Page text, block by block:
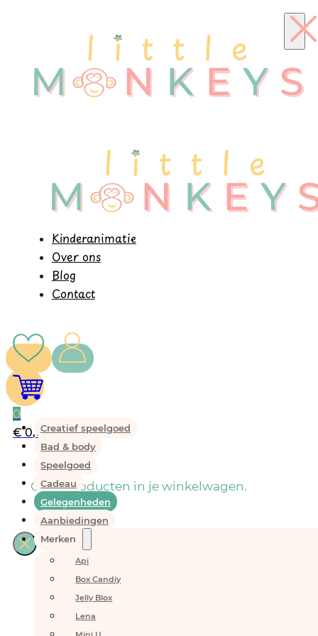
Kinderanimatie
Over ons
Blog
Contact
0
€0,00
Geen producten in je winkelwagen.
Creatief speelgoed
Bad & body
Speelgoed
Cadeau
Gelegenheden
Aanbiedingen
Merken
Api
Box Candiy
Jelly Blox
Lena